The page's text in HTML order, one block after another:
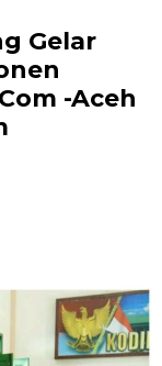
Gelar
-Aceh